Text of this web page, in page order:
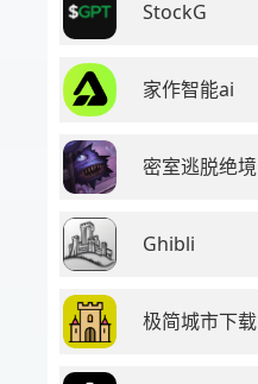
StockG
家作智能ai
密室逃脱绝境
Ghibli
极简城市下载